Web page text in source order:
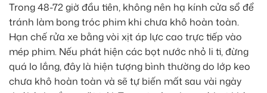
Trong 48-72 giờ đầu tiên, không nên hạ kính cửa sổ để
tránh làm bong tróc phim khi chưa khô hoàn toàn.
Hạn chế rửa xe bằng vòi xịt áp lực cao trực tiếp vào
mép phim. Nếu phát hiện các bọt nước nhỏ li ti, đừng
quá lo lắng, đây là hiện tượng bình thường do lớp keo
chưa khô hoàn toàn và sẽ tự biến mất sau vài ngày